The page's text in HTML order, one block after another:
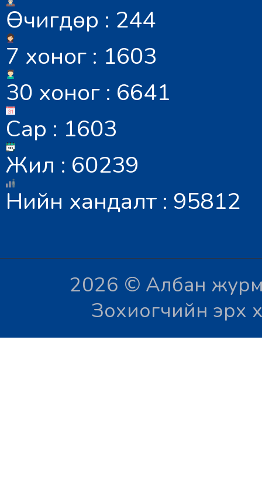
Өчигдөр : 244
7 хоног : 1603
30 хоног : 6641
Сар : 1603
Жил : 60239
Нийн хандалт : 95812
2026 © Албан
Зохиогчийн эрх